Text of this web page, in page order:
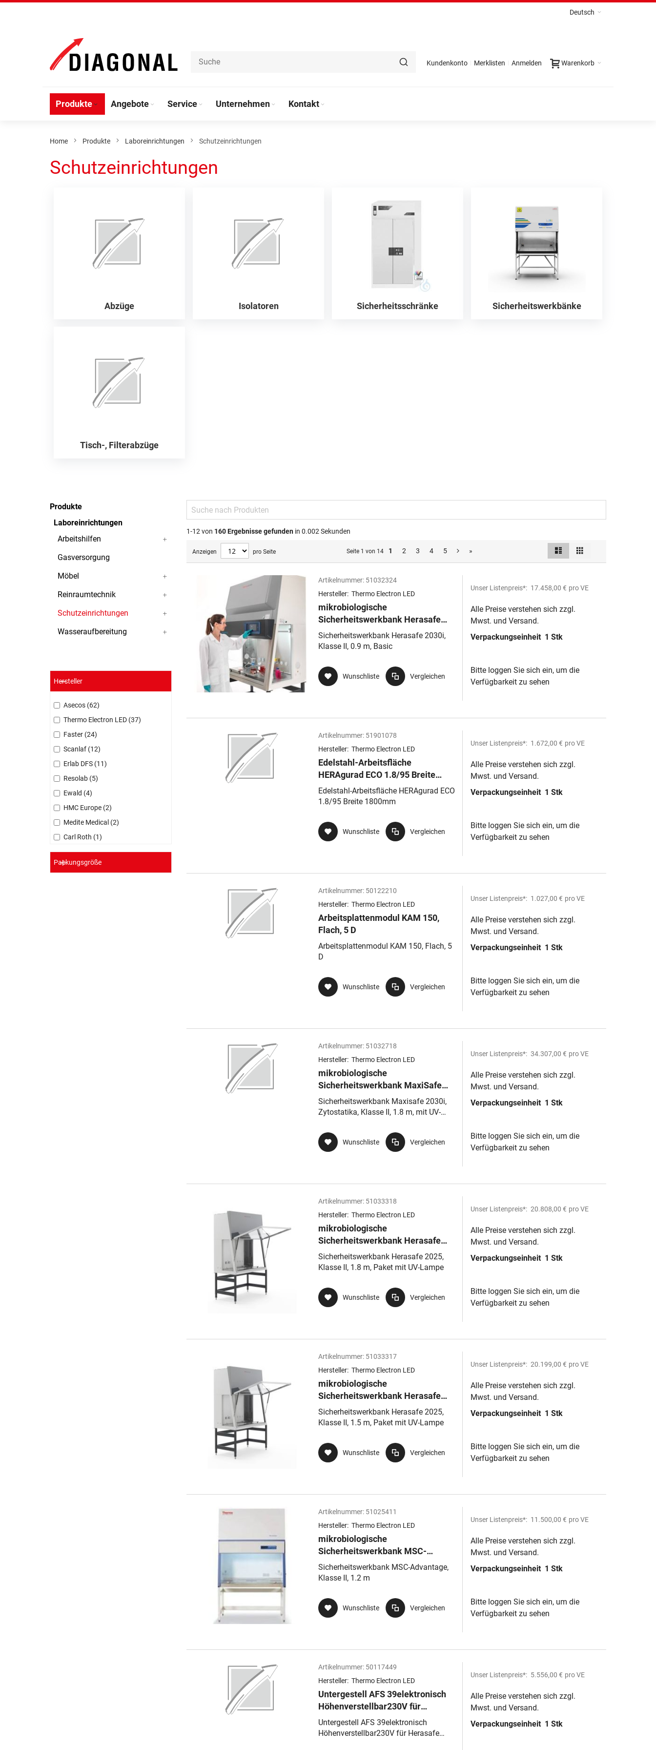
Inhalt
Deutsch
Warenkorb
Kundenkonto Merklisten Anmelden
Produkte Angebote Service Unternehmen Kontakt
Home Produkte Laboreinrichtungen Schutzeinrichtungen
Schutzeinrichtungen
Abzüge Isolatoren Sicherheitsschränke Sicherheitswerkbänke
Tisch-, Filterabzüge
Produkte
Laboreinrichtungen
Arbeitshilfen
Gasversorgung
Möbel
Reinraumtechnik
Schutzeinrichtungen
Wasseraufbereitung
Hersteller
Asecos 62
Thermo Electron LED 37
Faster 24
Scanlaf 12
Erlab DFS 11
Resolab 5
Ewald
4
HMC Europe 2
Medite Medical
2
Carl Roth
1
Packungsgröße
1-12 von 160Ergebnisse gefunden in 0.002 Sekunden
Anzeigen pro Seite Seite 1 von 14 1 2 3 4 5 » Ansicht
Artikelnummer: 51032324
Hersteller: Thermo Electron LED
mikrobiologische
Sicherheitswerkbank Herasafe
2030i
Sicherheitswerkbank Herasafe 2030i,
Klasse II, 0.9 m, Basic
Wunschliste Vergleichen
Unser Listenpreis*: 17.458,00 € pro VE
Alle Preise verstehen sich zzgl.
Mwst. und Versand.
Verpackungseinheit 1 Stk
Bitte loggen Sie sich ein, um die
Verfügbarkeit zu sehen
Artikelnummer: 51901078
Hersteller: Thermo Electron LED
Edelstahl-Arbeitsfläche
HERAgurad ECO 1.8/95 Breite
1800mm
Edelstahl-Arbeitsfläche HERAgurad ECO
1.8/95 Breite 1800mm
Wunschliste Vergleichen
Unser Listenpreis*: 1.672,00 € pro VE
Alle Preise verstehen sich zzgl.
Mwst. und Versand.
Verpackungseinheit 1 Stk
Bitte loggen Sie sich ein, um die
Verfügbarkeit zu sehen
Artikelnummer: 50122210
Hersteller: Thermo Electron LED
Arbeitsplattenmodul KAM 150,
Flach, 5 D
Arbeitsplattenmodul KAM 150, Flach, 5
D
Wunschliste Vergleichen
Unser Listenpreis*: 1.027,00 € pro VE
Alle Preise verstehen sich zzgl.
Mwst. und Versand.
Verpackungseinheit 1 Stk
Bitte loggen Sie sich ein, um die
Verfügbarkeit zu sehen
Artikelnummer: 51032718
Hersteller: Thermo Electron LED
mikrobiologische
Sicherheitswerkbank MaxiSafe
2030i
Sicherheitswerkbank Maxisafe 2030i,
Zytostatika, Klasse II, 1.8 m, mit UV-
Wunschliste Vergleichen
Unser Listenpreis*: 34.307,00 € pro VE
Alle Preise verstehen sich zzgl.
Mwst. und Versand.
Verpackungseinheit 1 Stk
Bitte loggen Sie sich ein, um die
Verfügbarkeit zu sehen
Artikelnummer: 51033318
Hersteller: Thermo Electron LED
mikrobiologische
Sicherheitswerkbank Herasafe
2025
Sicherheitswerkbank Herasafe 2025,
Klasse II, 1.8 m, Paket mit UV-Lampe
Wunschliste Vergleichen
Unser Listenpreis*: 20.808,00 € pro VE
Alle Preise verstehen sich zzgl.
Mwst. und Versand.
Verpackungseinheit 1 Stk
Bitte loggen Sie sich ein, um die
Verfügbarkeit zu sehen
Artikelnummer: 51033317
Hersteller: Thermo Electron LED
mikrobiologische
Sicherheitswerkbank Herasafe
2025
Sicherheitswerkbank Herasafe 2025,
Klasse II, 1.5 m, Paket mit UV-Lampe
Wunschliste Vergleichen
Unser Listenpreis*: 20.199,00 € pro VE
Alle Preise verstehen sich zzgl.
Mwst. und Versand.
Verpackungseinheit 1 Stk
Bitte loggen Sie sich ein, um die
Verfügbarkeit zu sehen
Artikelnummer: 51025411
Hersteller: Thermo Electron LED
mikrobiologische
Sicherheitswerkbank MSC-
Advantage
Sicherheitswerkbank MSC-Advantage,
Klasse II, 1.2 m
Wunschliste Vergleichen
Unser Listenpreis*: 11.500,00 € pro VE
Alle Preise verstehen sich zzgl.
Mwst. und Versand.
Verpackungseinheit 1 Stk
Bitte loggen Sie sich ein, um die
Verfügbarkeit zu sehen
Artikelnummer: 50117449
Hersteller: Thermo Electron LED
Untergestell AFS 39elektronisch
Höhenverstellbar230V für
Herasafe 2030i
Untergestell AFS 39elektronisch
Höhenverstellbar230V für Herasafe
Unser Listenpreis*: 5.556,00 € pro VE
Alle Preise verstehen sich zzgl.
Mwst. und Versand.
Verpackungseinheit 1 Stk